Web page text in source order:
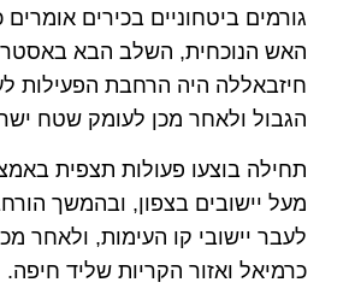
גורמים ביטחוניים בכירים
האש הנוכחית, השלב הבא
חיזבאללה היה הרחבת הפעילות
הגבול ולאחר מכן לעומק שטח
תחילה בוצעו פעולות תצפית
מעל יישובים בצפון, ובהמשך
לעבר יישובי קו העימות, ולאחר
כרמיאל ואזור הקריות שליד חיפה.